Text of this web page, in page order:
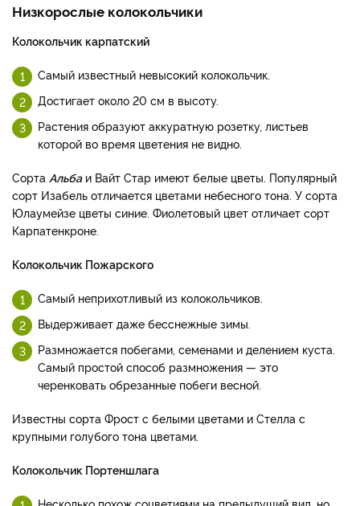
Низкорослые колокольчики
Колокольчик карпатский
Самый известный невысокий колокольчик.
Достигает около 20 см в высоту.
Растения образуют аккуратную розетку, листьев
которой во время цветения не видно.
Сорта Альбаи Вайт Стар имеют белые цветы. Популярный
сорт Изабель отличается цветами небесного тона. У сорта
Юлаумейзе цветы синие. Фиолетовый цвет отличает сорт
Карпатенкроне.
Колокольчик Пожарского
Самый неприхотливый из колокольчиков.
Выдерживает даже бесснежные зимы.
Размножается побегами, семенами и делением куста.
Самый простой способ размножения — это
черенковать обрезанные побеги весной.
Известны сорта Фрост с белыми цветами и Стелла с
крупными голубого тона цветами.
Колокольчик Портеншлага